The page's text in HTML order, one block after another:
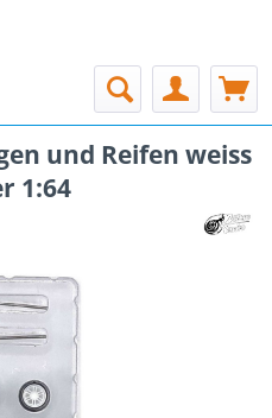
und Reifen weiss
1:64